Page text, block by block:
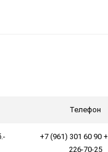
Телефон
+7 (961) 301 60 90
226-70-25